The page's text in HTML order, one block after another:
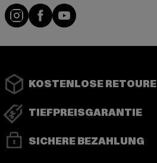
Instagram
FacebookYouTube
KOSTENLOSE RETOURE
TIEFPREISGARANTIE
SICHERE BEZAHLUNG